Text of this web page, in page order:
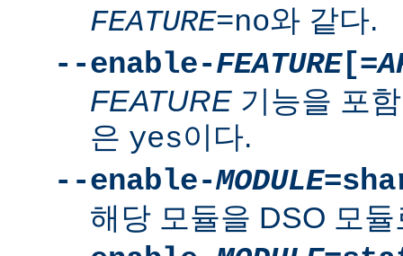
FEATURE=no와 같다.
--enable-FEATURE[=
FEATURE 기능을 포
은 yes이다.
--enable-MODULE
해당 모듈을 DSO 모